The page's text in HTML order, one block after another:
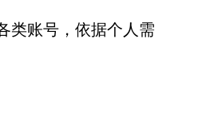
类账号，依据个人需